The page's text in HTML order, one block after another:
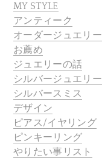
MY STYLE
アンティーク
オーダージュエリー
お薦め
ジュエリーの話
シルバージュエリー
シルバースミス
デザイン
ピアス/イヤリング
ピンキーリング
やりたい事リスト